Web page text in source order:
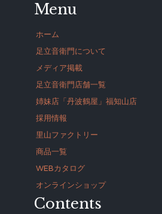
Menu
ホーム
足立音衛門について
メディア掲載
足立音衛門店舗一覧
姉妹店「丹波鶴屋」福知山店
採用情報
里山ファクトリー
商品一覧
WEBカタログ
オンラインショップ
Contents